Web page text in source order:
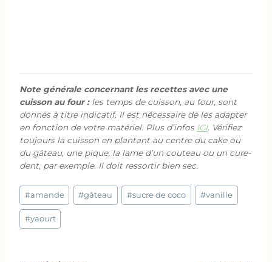
Note générale concernant les recettes avec une
cuisson au four :les temps de cuisson, au four, sont
donnés à titre indicatif. Il est nécessaire de les adapter
en fonction de votre matériel. Plus d’infos ICI. Vérifiez
toujours la cuisson en plantant au centre du cake ou
du gâteau, une pique, la lame d’un couteau ou un cure-
dent, par exemple. Il doit ressortir bien sec.
Étiquettes
de
la
#amande #gâteau #sucre de coco #vanille
#yaourt